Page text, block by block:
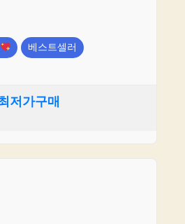
베스트셀러
저가구매